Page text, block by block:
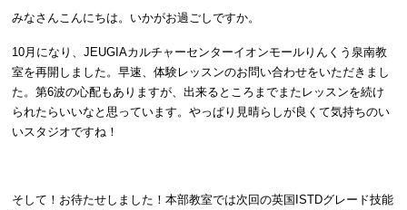
みなさんこんにちは。いかがお過ごしですか。
10月になり、JEUGIAカルチャーセンターイオンモールりんくう泉南教
室を再開しました。早速、体験レッスンのお問い合わせをいただきまし
た。第6波の心配もありますが、出来るところまでまたレッスンを続け
られたらいいなと思っています。やっぱり見晴らしが良くて気持ちのい
いスタジオですね！
そして！お待たせしました！本部教室では次回の英国ISTDグレード技能